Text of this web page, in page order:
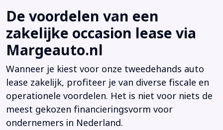
De voordelen van een
zakelijke occasion lease via
Margeauto.nl
Wanneer je kiest voor onze tweedehands auto
lease zakelijk, profiteer je van diverse fiscale en
operationele voordelen. Het is niet voor niets de
meest gekozen financieringsvorm voor
ondernemers in Nederland.